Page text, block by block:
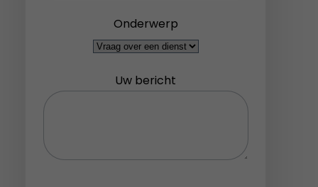
Onderwerp
Uw bericht